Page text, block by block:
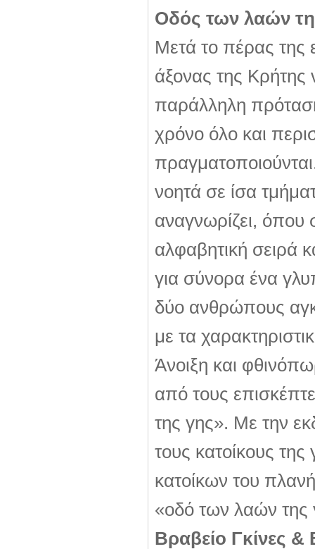
Οδός των λαών
Μετά το πέρας της
άξονας της Κρήτης
παράλληλη
χρόνο όλο και
νοητά σε ίσα
αναγνωρίζει, όπου
αλφαβητική σειρά
για σύνορα ένα
δύο ανθρώπους
με τα
Άνοιξη και
από τους
της γης». Με την
τους κατοίκους της
κατοίκων του
«οδό των λαών της
Βραβείο Γκίνες